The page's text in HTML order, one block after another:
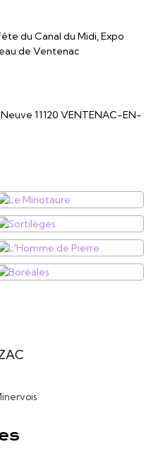
du Canal du Midi, Expo
de Ventenac
11120 VENTENAC-EN-